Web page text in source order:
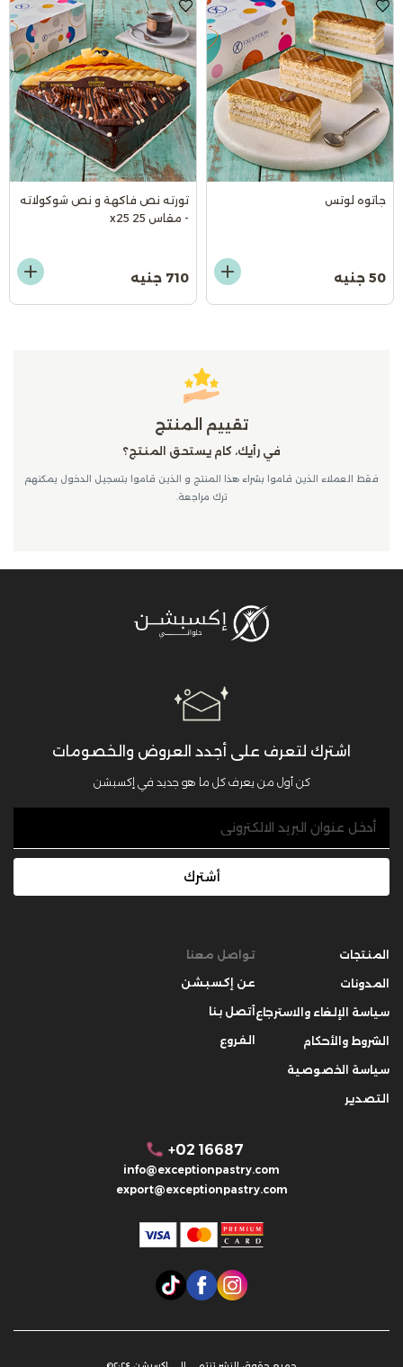
جاتوه لوتس
50 جنيه
تورته نص فاكهة و نص شوكولاته
- مقاس 25 x25
710 جنيه
تقييم المنتج
في رأيك، كام يستحق المنتج؟
فقط العملاء الذين قاموا بشراء هذا المنتج و الذين قاموا بتسجيل الدخول يمكنهم
ترك مراجعة.
اشترك لتعرف على أجدد العروض والخصومات
كن أول من يعرف كل ما هو جديد في إكسبشن
أشترك
المنتجات
المدونات
سياسة الإلغاء والاسترجاع
الشروط والأحكام
سياسة الخصوصية
التصدير
تواصل معنا
عن إكسبشن
أتصل بنا
الفروع
+02 16687
info@exceptionpastry.com
export@exceptionpastry.com